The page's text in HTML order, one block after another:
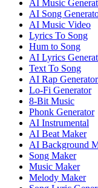
AI Music
AI Song
AI Music Video
Lyrics To Song
Hum to Song
AI Lyrics
Text To Song
AI Rap Generator
Lo-Fi Generator
8-Bit Music
Phonk Generator
AI Instrumental
AI Beat Maker
AI Background
Song Maker
Music Maker
Melody Maker